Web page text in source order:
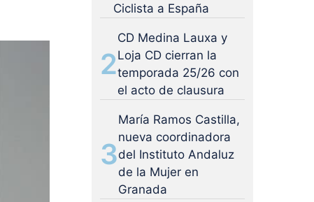
Ciclista a España
2
CD Medina Lauxa y
Loja CD cierran la
temporada 25/26 con
el acto de clausura
3
María Ramos Castilla,
nueva coordinadora
del Instituto Andaluz
de la Mujer en
Granada